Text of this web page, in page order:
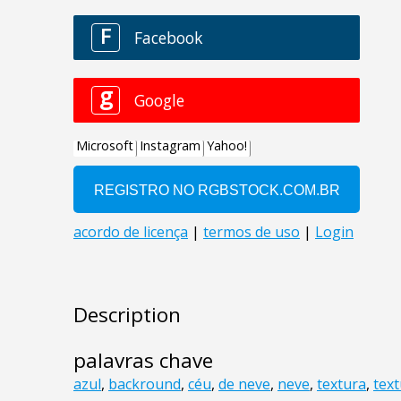
Description
palavras chave
azul, backround, céu, de neve, neve, textura,